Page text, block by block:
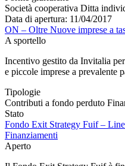
Società cooperativa Ditta
Data di apertura: 11/04/2017
ON – Oltre Nuove imprese a
A sportello
Incentivo gestito da Invitalia
e piccole imprese a prevalente
Tipologie
Contributi a fondo perduto
Stato
Fondo Exit Strategy Fuif –
Finanziamenti
Aperto